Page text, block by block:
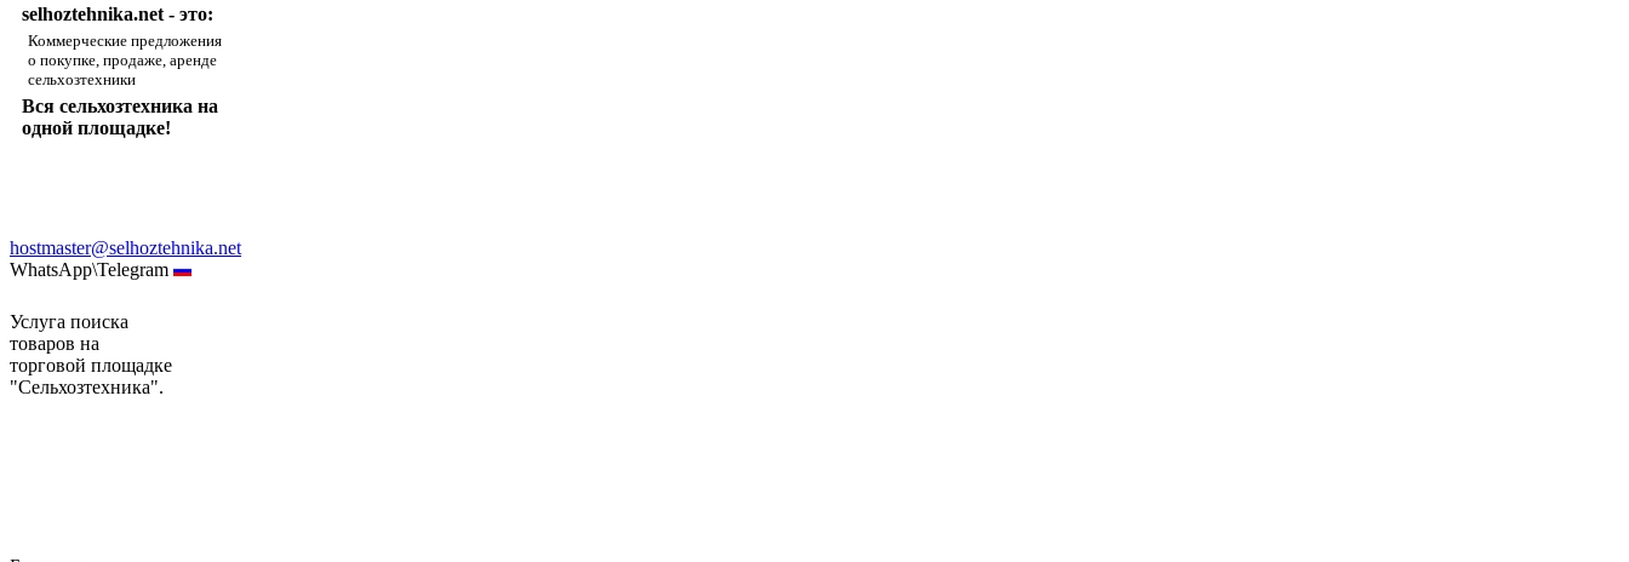
selhoztehnika.net - это:
Коммерческие предложения
о покупке, продаже, аренде
сельхозтехники
Вся сельхозтехника на
одной площадке!
hostmaster@selhoztehnika.net
WhatsApp\Telegram
Услуга поиска
товаров на
торговой площадке
"Сельхозтехника".